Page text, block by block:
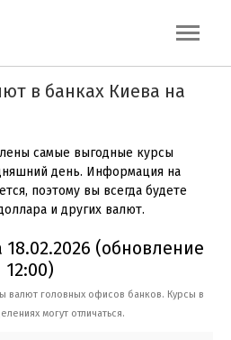
в банках Киева на
самые выгодные курсы
день. Информация на
поэтому вы всегда будете
и других валют.
(обновление
12:00)
валют головных офисов банков. Курсы в
могут отличаться.